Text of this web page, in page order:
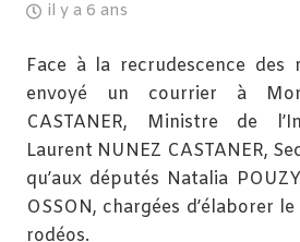
il y a 6 ans
Face à la recrudescence des
envoyé un courrier à
CASTANER, Ministre de
Laurent NUNEZ CASTANER,
qu’aux députés Natalia
OSSON, chargées d’élaborer
rodéos.